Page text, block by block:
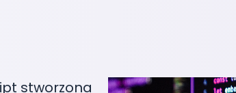
stworzona